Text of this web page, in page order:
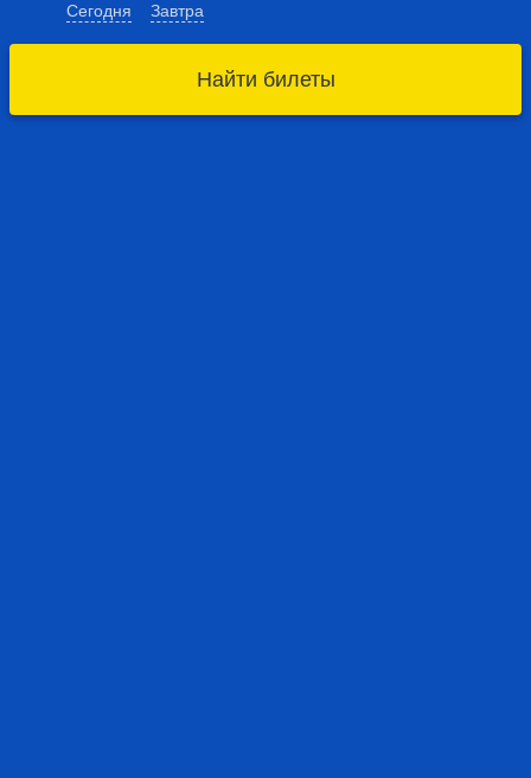
Сегодня Завтра
Найти билеты